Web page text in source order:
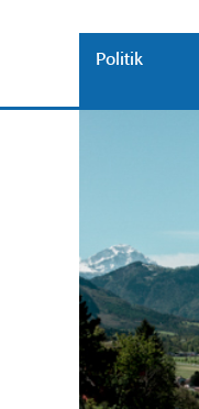
Politik